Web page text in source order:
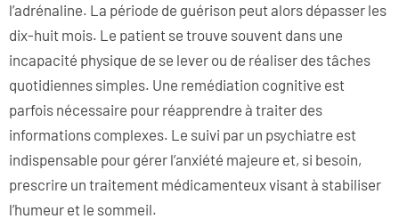
l’adrénaline. La période de guérison peut alors dépasser les
dix-huit mois. Le patient se trouve souvent dans une
incapacité physique de se lever ou de réaliser des tâches
quotidiennes simples. Une remédiation cognitive est
parfois nécessaire pour réapprendre à traiter des
informations complexes. Le suivi par un psychiatre est
indispensable pour gérer l’anxiété majeure et, si besoin,
prescrire un traitement médicamenteux visant à stabiliser
l’humeur et le sommeil.